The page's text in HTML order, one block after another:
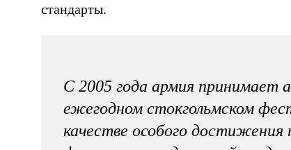
стандарты.
С 2005 года армия принимает
ежегодном стокгольмском
качестве особого